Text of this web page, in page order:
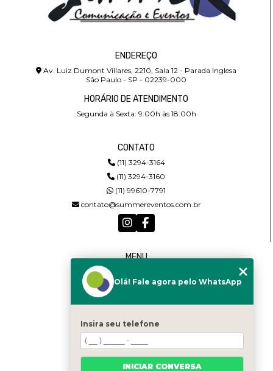
ENDEREÇO
Av. Luiz Dumont Villares, 2210, Sala 12 - Parada Inglesa
São Paulo - SP - 02239-000
HORÁRIO DE ATENDIMENTO
Segunda à Sexta: 9:00h às 18:00h
CONTATO
(11) 3294-3164
(11) 3294-3160
(11) 99610-7791
contato@summereventos.com.br
MENU
QUEM SOMOS
CONTATO
CATEGORIAS
MAPA DO SITE
Olá! Fale agora pelo WhatsApp
Insira seu telefone
INICIAR CONVERSA